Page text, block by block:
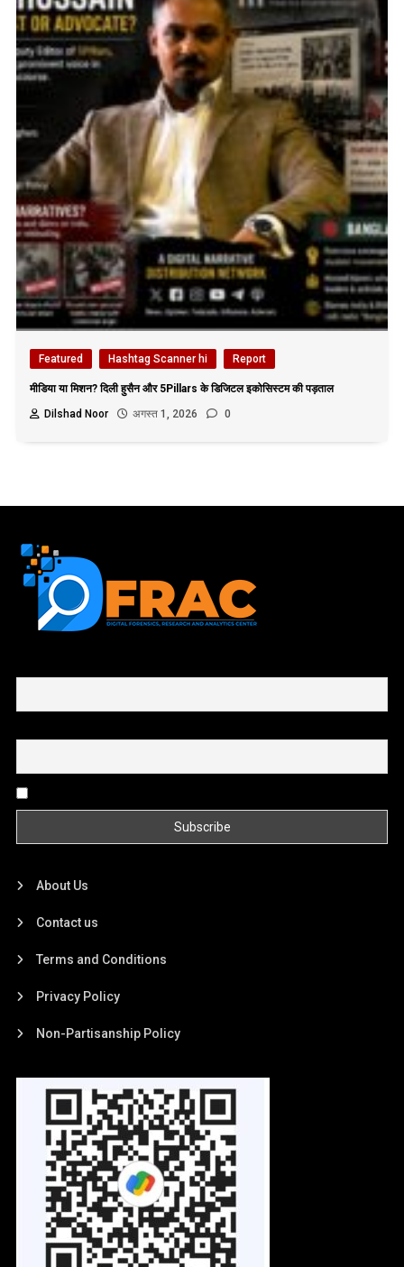
Featured Hashtag Scanner hi Report
मीडिया या मिशन? दिली हुसैन और 5Pillars के डिजिटल इकोसिस्टम की पड़ताल
Dilshad Noor
अगस्त 1, 2026 0
About Us
Contact us
Terms and Conditions
Privacy Policy
Non-Partisanship Policy